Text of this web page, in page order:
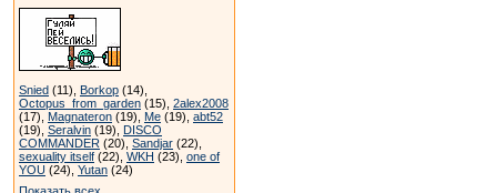
Snied (11), Borkop (14),
Octopus_from_garden (15), 2alex2008
(17), Magnateron (19), Me (19), abt52
(19), Seralvin (19), DISCO
COMMANDER (20), Sandjar (22),
sexuality itself (22), WKH (23), one of
YOU (24), Yutan (24)